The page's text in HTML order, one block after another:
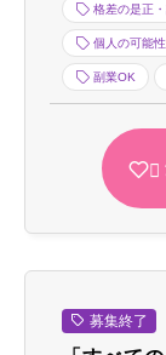
格差の是正
個人の可能
副業OK
募集終了